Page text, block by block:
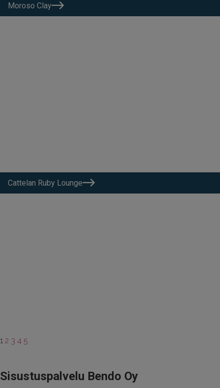
Moroso Clay
Cattelan Ruby Lounge
1 2 3 4 5
Sisustuspalvelu Bendo Oy